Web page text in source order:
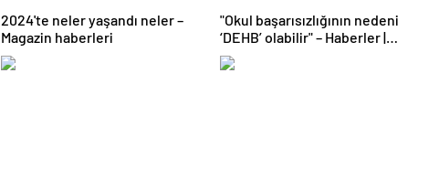
2024'te neler yaşandı neler –
Magazin haberleri
"Okul başarısızlığının nedeni
‘DEHB’ olabilir" – Haberler |
Sağlık Haberleri